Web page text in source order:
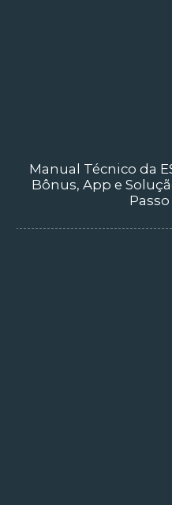
Manual Técnico da
Bônus, App e